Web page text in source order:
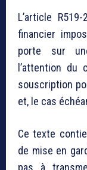
L’article
financier
porte sur
l’attention
souscription
et, le cas
Ce texte
de mise en